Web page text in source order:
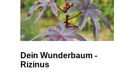
Dein Wunderbaum -
Rizinus